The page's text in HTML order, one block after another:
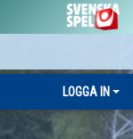
LOGGA IN